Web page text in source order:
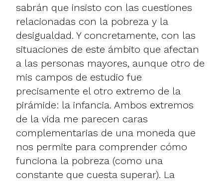
sabrán que insisto con las cuestiones
relacionadas con la pobreza y la
desigualdad. Y concretamente, con las
situaciones de este ámbito que afectan
a las personas mayores, aunque otro de
mis campos de estudio fue
precisamente el otro extremo de la
pirámide: la infancia. Ambos extremos
de la vida me parecen caras
complementarias de una moneda que
nos permite para comprender cómo
funciona la pobreza (como una
constante que cuesta superar). La